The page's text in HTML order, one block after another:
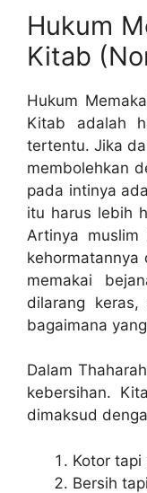
Hukum
Kitab
Hukum
Kitab adalah
tertentu. Jika
membolehkan
pada intinya
itu harus lebih
Artinya
kehormatannya
memakai
dilarang
bagaimana
Dalam
kebersihan.
dimaksud
Kotor tapi
Bersih